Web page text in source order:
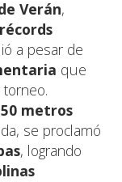
Verán,
a pesar de
que
metros
se proclamó
, logrando